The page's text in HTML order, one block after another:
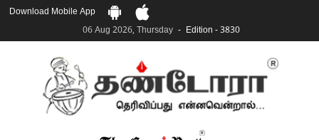
Download Mobile App
06 Aug 2026, Thursday
Edition - 3830